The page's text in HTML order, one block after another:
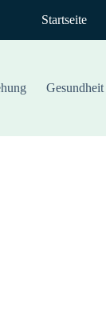
Startseite
Gesundheit